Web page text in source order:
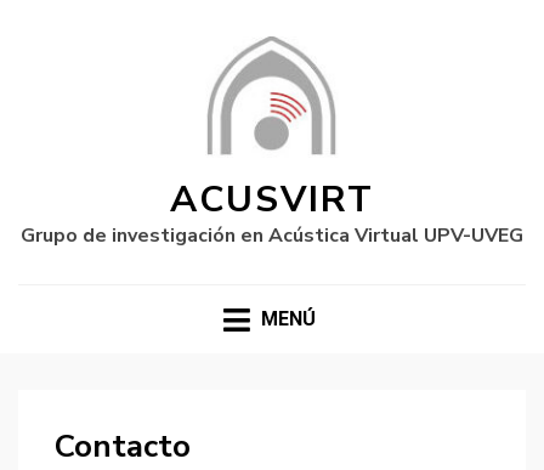
ACUSVIRT
Grupo de investigación en Acústica Virtual UPV-UVEG
MENÚ
Contacto